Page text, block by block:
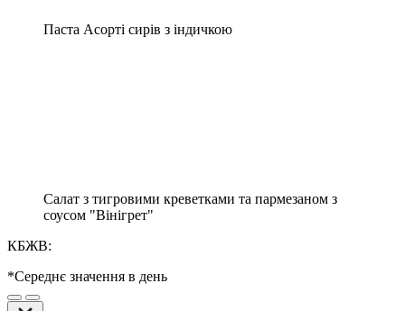
Паста Асорті сирів з індичкою
Салат з тигровими креветками та пармезаном з
соусом "Вінігрет"
КБЖВ:
*Середнє значення в день